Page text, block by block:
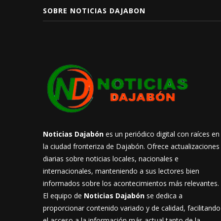
SOBRE NOTICIAS DAJABON
Noticias Dajabón es un periódico digital con raíces en
la ciudad fronteriza de Dajabón. Ofrece actualizaciones
diarias sobre noticias locales, nacionales e
internacionales, manteniendo a sus lectores bien
informados sobre los acontecimientos más relevantes.
El equipo de Noticias Dajabón se dedica a
proporcionar contenido variado y de calidad, facilitando